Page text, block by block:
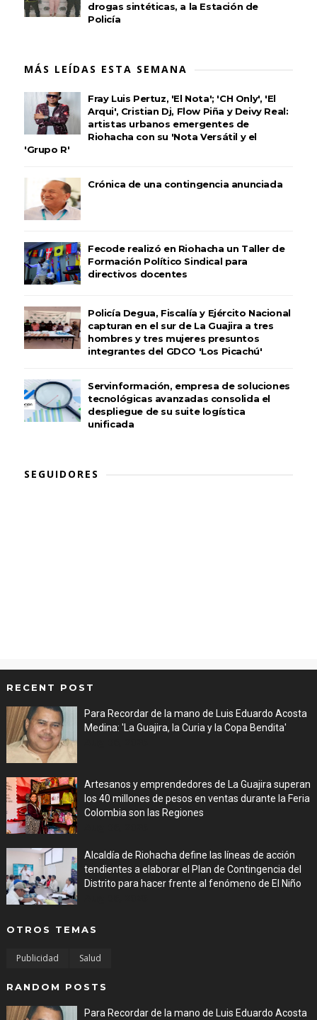
drogas sintéticas, a la Estación de
Policía
MÁS LEÍDAS ESTA SEMANA
Fray Luis Pertuz, 'El Nota'; 'CH Only', 'El
Arqui', Cristian Dj, Flow Piña y Deivy Real:
artistas urbanos emergentes de
Riohacha con su 'Nota Versátil y el
'Grupo R'
Crónica de una contingencia anunciada
Fecode realizó en Riohacha un Taller de
Formación Político Sindical para
directivos docentes
Policía Degua, Fiscalía y Ejército Nacional
capturan en el sur de La Guajira a tres
hombres y tres mujeres presuntos
integrantes del GDCO 'Los Picachú'
Servinformación, empresa de soluciones
tecnológicas avanzadas consolida el
despliegue de su suite logística
unificada
SEGUIDORES
RECENT POST
Para Recordar de la mano de Luis Eduardo Acosta
Medina: 'La Guajira, la Curia y la Copa Bendita'
Artesanos y emprendedores de La Guajira superan
los 40 millones de pesos en ventas durante la Feria
Colombia son las Regiones
Alcaldía de Riohacha define las líneas de acción
tendientes a elaborar el Plan de Contingencia del
Distrito para hacer frente al fenómeno de El Niño
OTROS TEMAS
Publicidad Salud
RANDOM POSTS
Para Recordar de la mano de Luis Eduardo Acosta